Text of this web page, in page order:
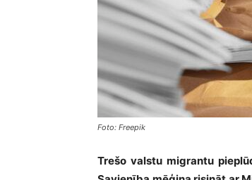
Foto: Freepik
Trešo valstu migrantu